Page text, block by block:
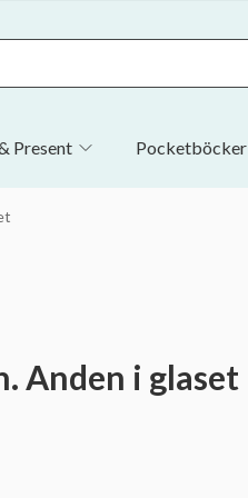
Present Pocketböcker
Anden i glaset